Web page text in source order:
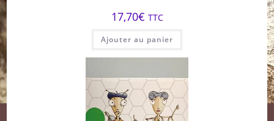
17,70€ TTC
Ajouter au panier